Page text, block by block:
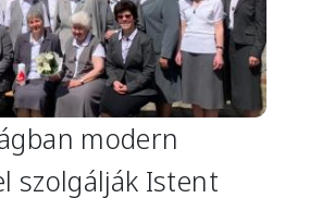
modern
szolgálják Istent